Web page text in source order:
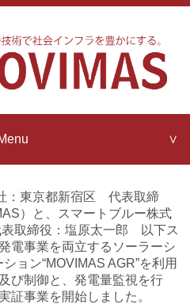
us
Release
：東京都新宿区 代表取締
）と、スマートブルー株式
取締役：塩原太一郎 以下ス
電事業を両立するソーラーシ
ョン“MOVIMAS AGR”を利用
び制御と、発電量監視を行
証事業を開始しました。